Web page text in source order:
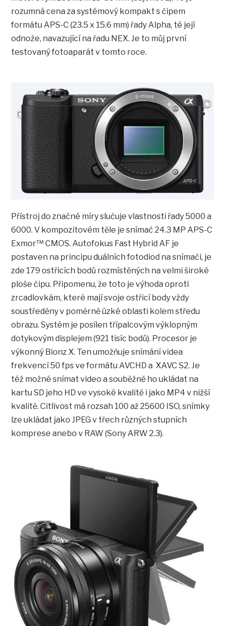
rozumná cena za systémový kompakt s čipem
formátu APS-C (23.5 x 15.6 mm) řady Alpha, té její
odnože, navazující na řadu NEX. Je to můj první
testovaný fotoaparát v tomto roce.
Přístroj do značné míry slučuje vlastnosti řady 5000 a
6000. V kompozitovém těle je snímač 24.3 MP APS-C
Exmor™ CMOS. Autofokus Fast Hybrid AF je
postaven na principu duálních fotodiod na snímači, je
zde 179 ostřicích bodů rozmístěných na velmi široké
ploše čipu. Připomenu, že toto je výhoda oproti
zrcadlovkám, které mají svoje ostřicí body vždy
soustředěny v poměrně úzké oblasti kolem středu
obrazu. Systém je posílen třípalcovým výklopným
dotykovým displejem (921 tisíc bodů). Procesor je
výkonný Bionz X. Ten umožňuje snímání videa
frekvencí 50 fps ve formátu AVCHD a XAVC S2. Je
též možné snímat video a souběžně ho ukládat na
kartu SD jeho HD ve vysoké kvalitě i jako MP4 v nižší
kvalitě. Citlivost má rozsah 100 až 25600 ISO, snímky
lze ukládat jako JPEG v třech různých stupních
komprese anebo v RAW (Sony ARW 2.3).